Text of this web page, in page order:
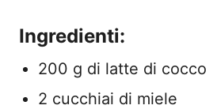
Ingredienti:
200 g di latte di cocco
2 cucchiai di miele